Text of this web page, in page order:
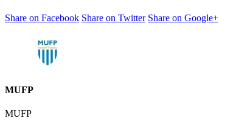
Share on Facebook Share on Twitter Share on Google+
MUFP
MUFP